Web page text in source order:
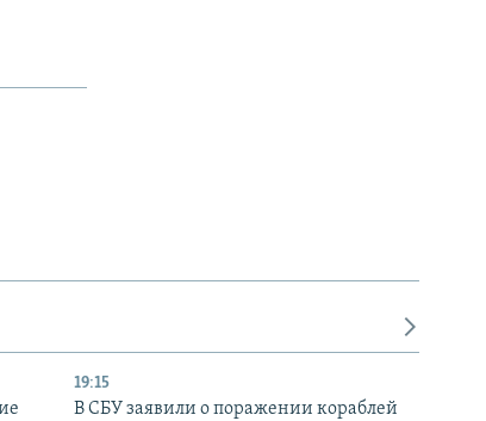
19:15
В СБУ заявили о поражении кораблей